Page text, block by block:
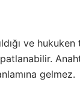
ve
gelmez.